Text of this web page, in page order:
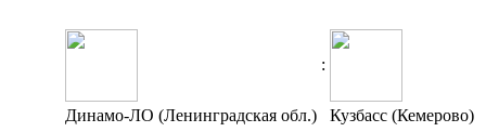
:
Динамо-ЛО (Ленинградская обл.) Кузбасс (Кемерово)